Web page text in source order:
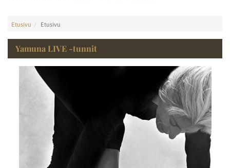
Etusivu Etusivu
Yamuna LIVE -tunnit